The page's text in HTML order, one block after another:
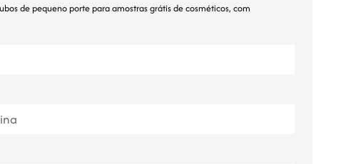
ไทย
de pequeno porte para amostras grátis de cosméticos, com